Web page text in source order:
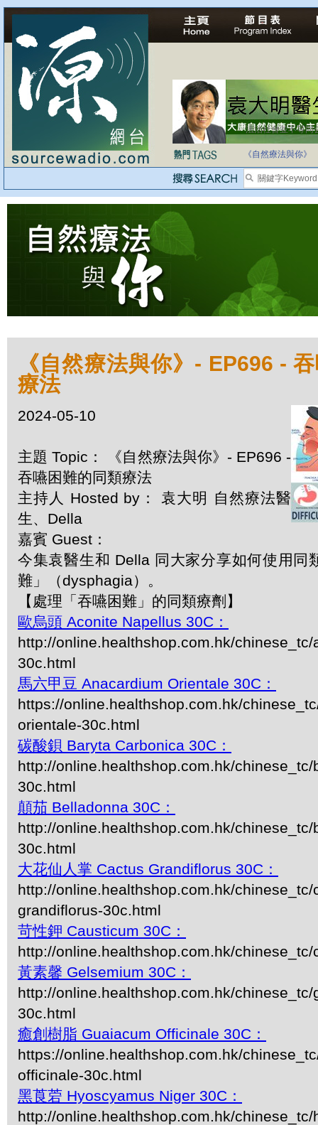
法治社會並不等同
自家教育合法化-
《自然療法與你》
《自然療法與你》- EP696 -
療法
2024-05-10
主題 Topic： 《自然療法與你》- EP696 -
吞嚥困難的同類療法
主持人 Hosted by： 袁大明 自然療法醫
生、Della
嘉賓 Guest：
今集袁醫生和 Della 同大家分享如何使用同
難」（dysphagia）。
【處理「吞嚥困難」的同類療劑】
歐烏頭 Aconite Napellus 30C：
http://online.healthshop.com.hk/
30c.html
馬六甲豆 Anacardium Orientale 30C：
https://online.healthshop.com.hk/
orientale-30c.html
碳酸鋇 Baryta Carbonica 30C：
http://online.healthshop.com.hk/
30c.html
顛茄 Belladonna 30C：
http://online.healthshop.com.hk/chinese_tc/
30c.html
大花仙人掌 Cactus Grandiflorus 30C：
http://online.healthshop.com.hk/chinese_tc/
grandiflorus-30c.html
苛性鉀 Causticum 30C：
http://online.healthshop.com.hk/
黃素馨 Gelsemium 30C：
http://online.healthshop.com.hk/chinese_tc/
30c.html
癒創樹脂 Guaiacum Officinale 30C：
https://online.healthshop.com.hk/
officinale-30c.html
黑莨菪 Hyoscyamus Niger 30C：
http://online.healthshop.com.hk/